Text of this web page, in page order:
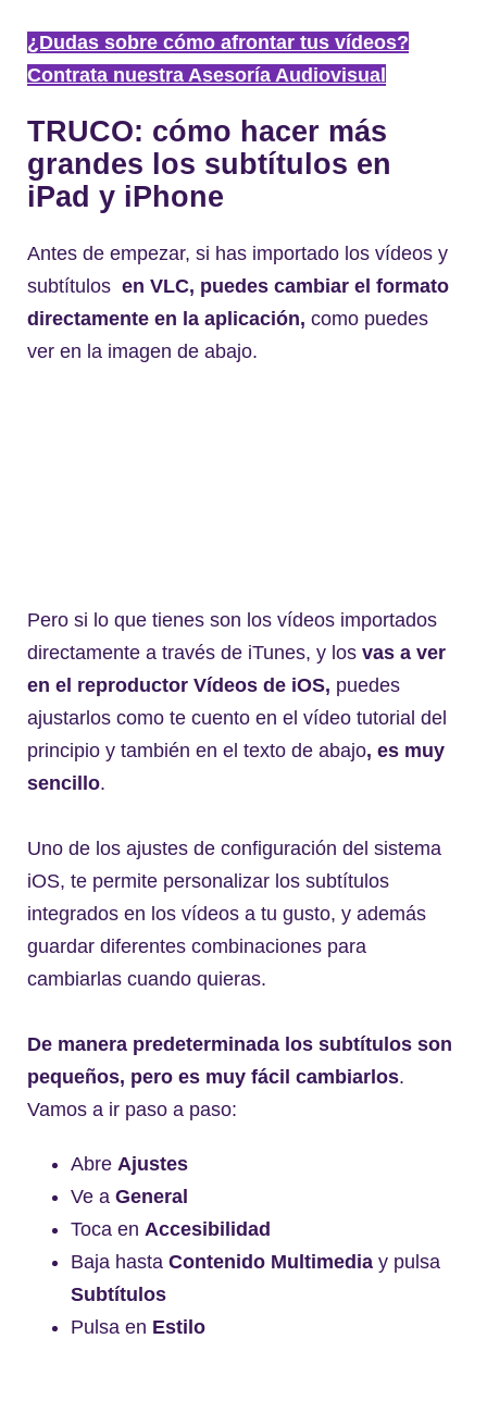
¿Dudas sobre cómo afrontar tus vídeos?
Contrata nuestra Asesoría Audiovisual
TRUCO: cómo hacer más
grandes los subtítulos en
iPad y iPhone
Antes de empezar, si has importado los vídeos y
subtítulos en VLC, puedes cambiar el formato
directamente en la aplicación, como puedes
ver en la imagen de abajo.
Pero si lo que tienes son los vídeos importados
directamente a través de iTunes, y los vas a ver
en el reproductor Vídeos de iOS, puedes
ajustarlos como te cuento en el vídeo tutorial del
principio y también en el texto de abajo, es muy
sencillo.
Uno de los ajustes de configuración del sistema
iOS, te permite personalizar los subtítulos
integrados en los vídeos a tu gusto, y además
guardar diferentes combinaciones para
cambiarlas cuando quieras.
De manera predeterminada los subtítulos son
pequeños, pero es muy fácil cambiarlos.
Vamos a ir paso a paso:
Abre Ajustes
Ve a General
Toca en Accesibilidad
Baja hasta Contenido Multimedia y pulsa
Subtítulos
Pulsa en Estilo